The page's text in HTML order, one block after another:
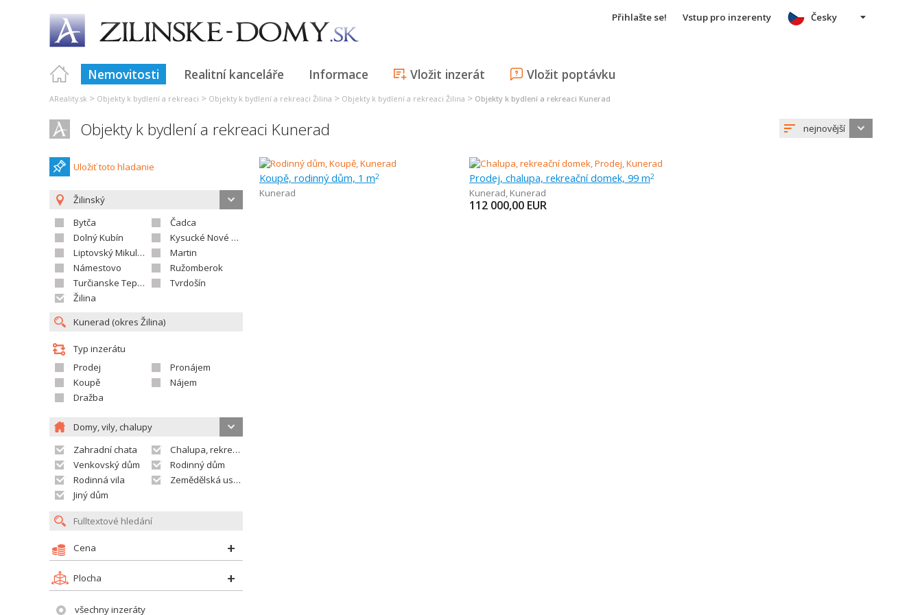
Přihlašte se! Vstup pro inzerenty
Nemovitosti Realitní kanceláře Informace Vložit inzerát Vložit poptávku
Česky
AReality.sk > Objekty k bydlení a rekreaci > Objekty k bydlení a rekreaci Žilina > Objekty k bydlení a rekreaci Žilina > Objekty k bydlení a rekreaci Kunerad
Objekty k bydlení a rekreaci Kunerad nejnovější
Uložiť toto hladanie
Žilinský
Bytča
Čadca
Dolný Kubín
Kysucké Nové Mesto
Liptovský Mikuláš
Martin
Námestovo
Ružomberok
Turčianske Teplice
Tvrdošín
Žilina
Typ inzerátu
Prodej
Pronájem
Koupě
Nájem
Dražba
Domy, vily, chalupy
Zahradní chata
Chalupa, rekreační domek
Venkovský dům
Rodinný dům
Rodinná vila
Zemědělská usedlost
Jiný dům
Cena
Plocha
všechny inzeráty
Koupě, rodinný dům, 1 m2
Kunerad
Prodej, chalupa, rekreační domek, 99 m2
Kunerad, Kunerad
112 000,00 EUR